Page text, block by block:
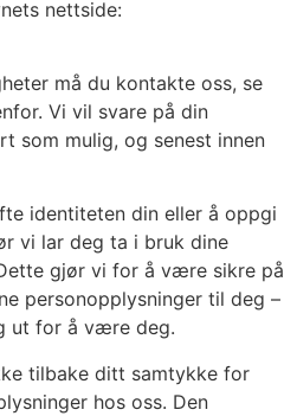
nettside:
må du kontakte oss, se
Vi vil svare på din
som mulig, og senest innen
identiteten din eller å oppgi
vi lar deg ta i bruk dine
gjør vi for å være sikre på
personopplysninger til deg –
ut for å være deg.
tilbake ditt samtykke for
hos oss. Den